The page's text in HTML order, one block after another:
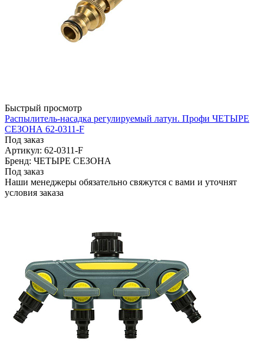
Быстрый просмотр
Распылитель-насадка регулируемый латун. Профи ЧЕТЫРЕ
СЕЗОНА 62-0311-F
Под заказ
Артикул: 62-0311-F
Бренд: ЧЕТЫРЕ СЕЗОНА
Под заказ
Наши менеджеры обязательно свяжутся с вами и уточнят
условия заказа